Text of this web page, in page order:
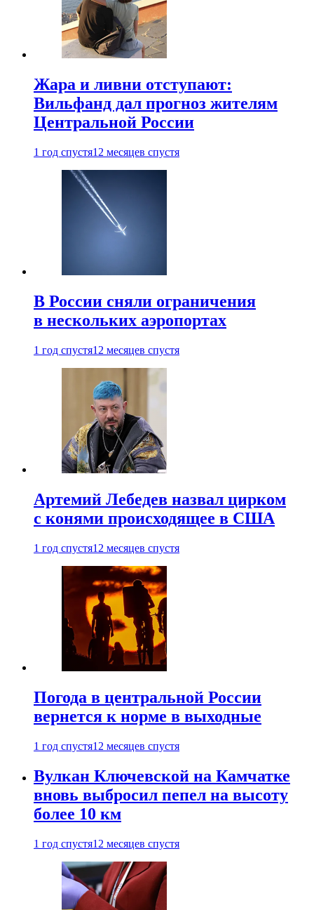
Жара и ливни отступают:
Вильфанд дал прогноз жителям
Центральной России
1 год спустя12 месяцев спустя
В России сняли ограничения
в нескольких аэропортах
1 год спустя12 месяцев спустя
Артемий Лебедев назвал цирком
с конями происходящее в США
1 год спустя12 месяцев спустя
Погода в центральной России
вернется к норме в выходные
1 год спустя12 месяцев спустя
Вулкан Ключевской на Камчатке
вновь выбросил пепел на высоту
более 10 км
1 год спустя12 месяцев спустя